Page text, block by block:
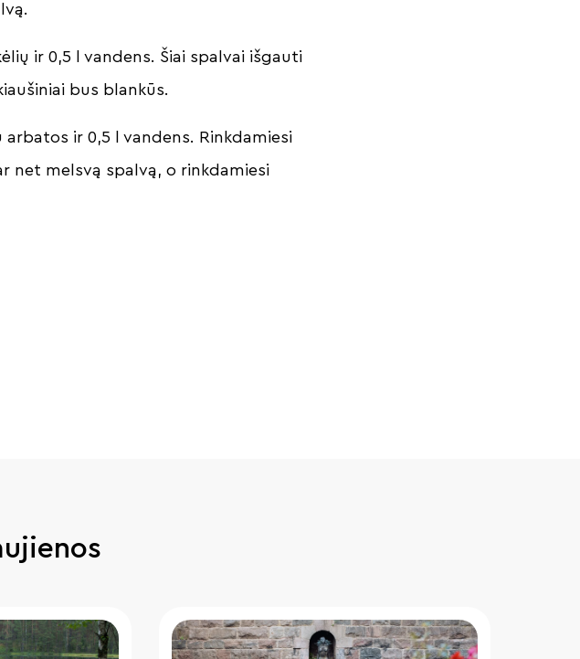
ir 0,5 l vandens. Šiai spalvai išgauti
bus blankūs.
arbatos ir 0,5 l vandens. Rinkdamiesi
net melsvą spalvą, o rinkdamiesi